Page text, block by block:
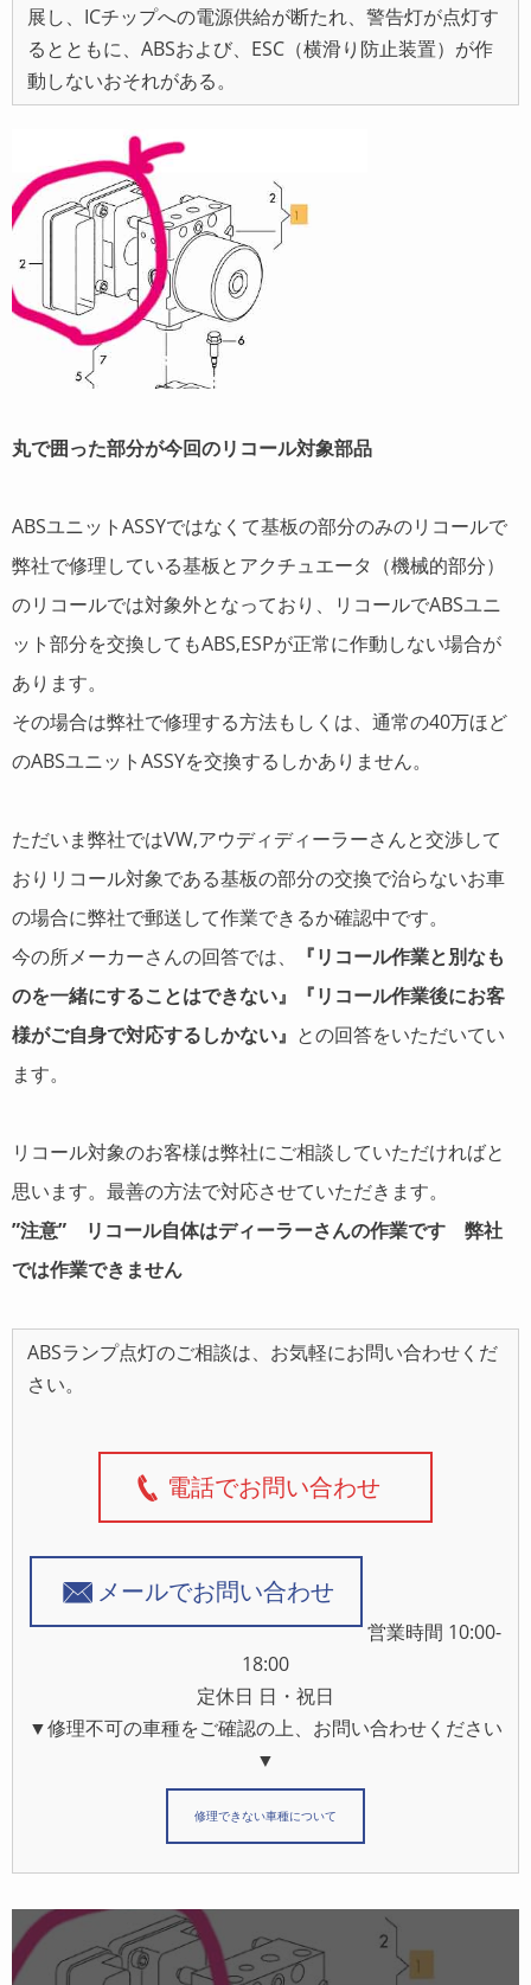
展し、ICチップへの電源供給が断たれ、警告灯が点灯す
るとともに、ABSおよび、ESC（横滑り防止装置）が作
動しないおそれがある。
丸で囲った部分が今回のリコール対象部品
ABSユニットASSYではなくて基板の部分のみのリコールで
弊社で修理している基板とアクチュエータ（機械的部分）
のリコールでは対象外となっており、リコールでABSユニ
ット部分を交換してもABS,ESPが正常に作動しない場合が
あります。
その場合は弊社で修理する方法もしくは、通常の40万ほど
のABSユニットASSYを交換するしかありません。
ただいま弊社ではVW,アウディディーラーさんと交渉して
おりリコール対象である基板の部分の交換で治らないお車
の場合に弊社で郵送して作業できるか確認中です。
今の所メーカーさんの回答では、
『リコール作業と別なも
のを一緒にすることはできない』『リコール作業後にお客
様がご自身で対応するしかない』 との回答をいただいてい
ます。
リコール対象のお客様は弊社にご相談していただければと
思います。最善の方法で対応させていただきます。
”注意” リコール自体はディーラーさんの作業です 弊社
では作業できません
ABSランプ点灯のご相談は、お気軽にお問い合わせくだ
さい。
電話でお問い合わせ
メールでお問い合わせ
営業時間 10:00-
18:00
定休日 日・祝日
▼修理不可の車種をご確認の上、お問い合わせください
▼
修理できない車種について